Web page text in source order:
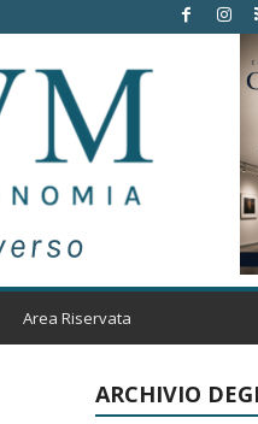
Area Riservata
ARCHIVIO